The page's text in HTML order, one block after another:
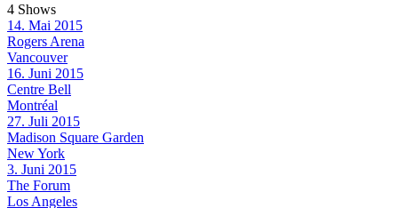
4 Shows
14. Mai 2015
Rogers Arena
Vancouver
16. Juni 2015
Centre Bell
Montréal
27. Juli 2015
Madison Square Garden
New York
3. Juni 2015
The Forum
Los Angeles